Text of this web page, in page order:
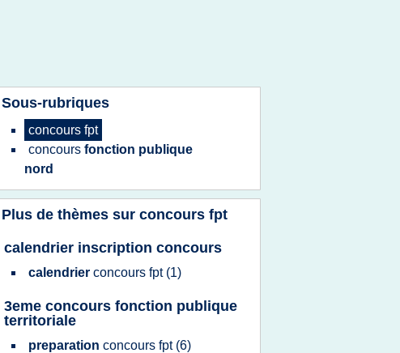
Sous-rubriques
concours fpt
concours fonction publique
nord
Plus de thèmes sur concours fpt
calendrier inscription concours
calendrier concours fpt (1)
3eme concours fonction publique
territoriale
preparation concours fpt (6)